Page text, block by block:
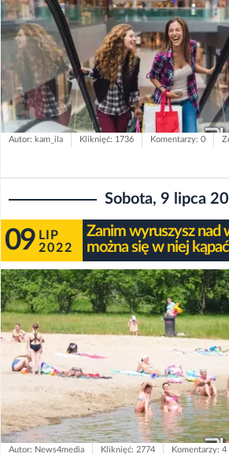
Autor: kam_ila Kliknięć: 1736 Komentarzy: 0
Sobota, 9 lipca
09 LIP
2022
Zanim wyruszysz nad
można się w niej kąpać
Autor: News4media Kliknięć: 2774 Komentarzy: 4